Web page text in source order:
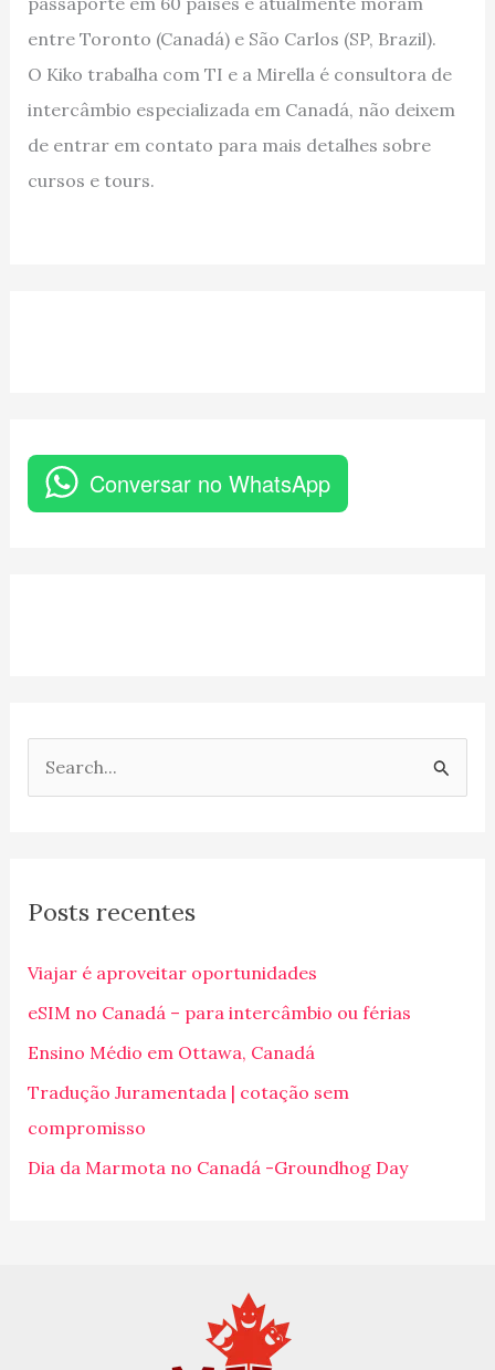
entre Toronto (Canadá) e São Carlos (SP, Brazil).
O Kiko trabalha com TI e a Mirella é consultora de
intercâmbio especializada em Canadá, não deixem
de entrar em contato para mais detalhes sobre
cursos e tours.
Conversar no WhatsApp
u
s
a
r
p
o
r
Posts recentes
Viajar é aproveitar oportunidades
eSIM no Canadá – para intercâmbio ou férias
Ensino Médio em Ottawa, Canadá
Tradução Juramentada | cotação sem
compromisso
Dia da Marmota no Canadá -Groundhog Day